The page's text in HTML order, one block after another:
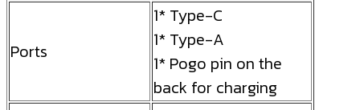
Ports
1* Type-C
1* Type-A
1* Pogo pin on the
back for charging